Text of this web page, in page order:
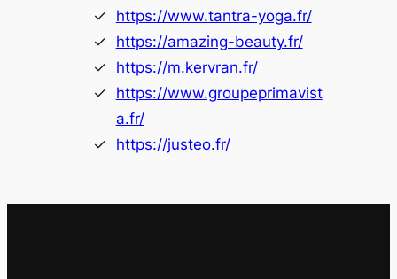
https://www.tantra-yoga.fr/
https://amazing-beauty.fr/
https://m.kervran.fr/
https://www.groupeprimavist
a.fr/
https://justeo.fr/